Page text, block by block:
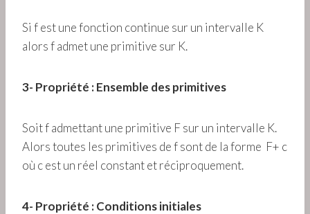
Si f est une fonction continue sur un intervalle K
alors f admet une primitive sur K.
3- Propriété : Ensemble des primitives
Soit f admettant une primitive F sur un intervalle K.
Alors toutes les primitives de f sont de la forme F+ c
où c est un réel constant et réciproquement.
4- Propriété : Conditions initiales